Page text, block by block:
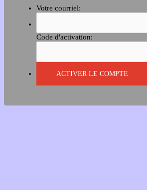
Votre courriel:
Code d'activation: